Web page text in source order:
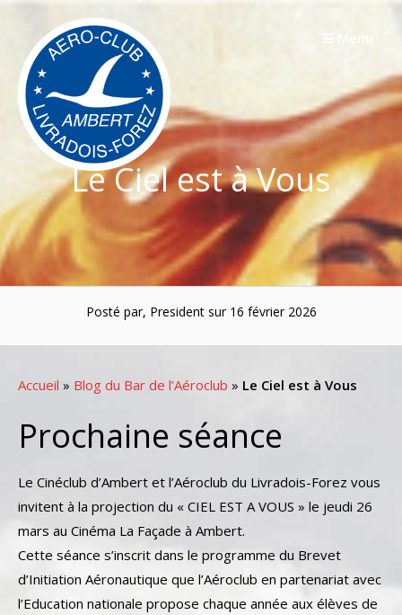
contenu
Menu
Le Ciel est à Vous
Posté par, President sur 16 février 2026
Accueil » Blog du Bar de l’Aéroclub » Le Ciel est à Vous
Prochaine séance
Le Cinéclub d’Ambert et l’Aéroclub du Livradois-Forez vous
invitent à la projection du « CIEL EST A VOUS » le jeudi 26
mars au Cinéma La Façade à Ambert.
Cette séance s’inscrit dans le programme du Brevet
d’Initiation Aéronautique que l’Aéroclub en partenariat avec
l’Education nationale propose chaque année aux élèves de